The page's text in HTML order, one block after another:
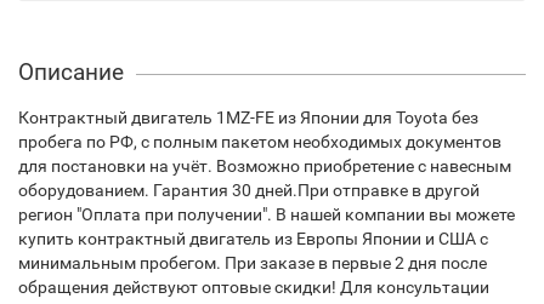
Описание
Контрактный двигатель 1MZ-FE из Японии для Toyota без
пробега по РФ, с полным пакетом необходимых документов
для постановки на учёт. Возможно приобретение с навесным
оборудованием. Гарантия 30 дней.При отправке в другой
регион "Оплата при получении". В нашей компании вы можете
купить контрактный двигатель из Европы Японии и США с
минимальным пробегом. При заказе в первые 2 дня после
обращения действуют оптовые скидки! Для консультации